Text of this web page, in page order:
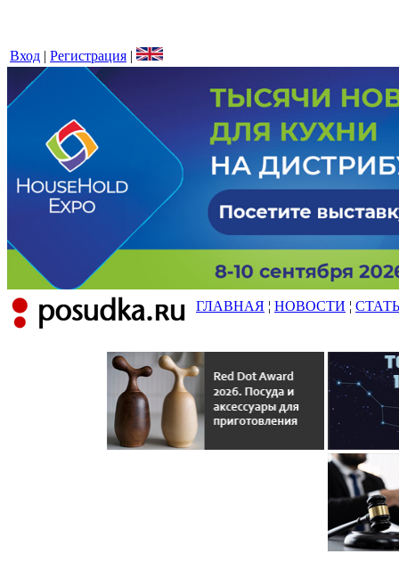
Вход | Регистрация |
ГЛАВНАЯ ¦ НОВОСТИ ¦